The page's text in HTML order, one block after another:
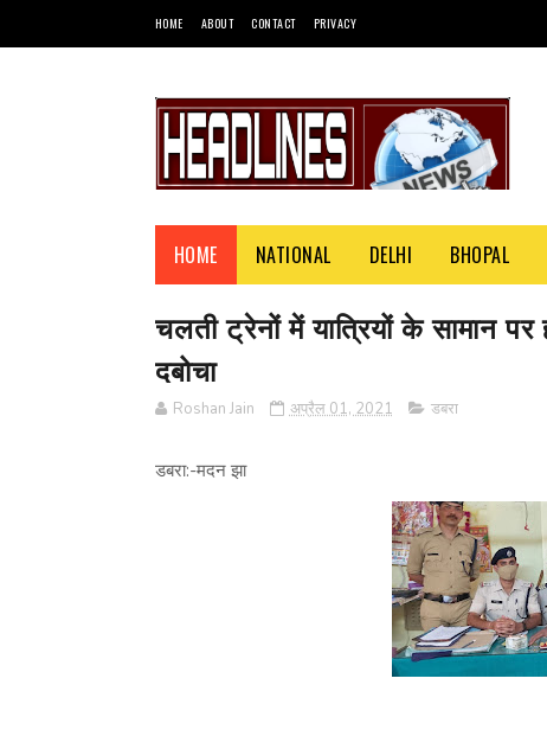
HOME ABOUT CONTACT PRIVACY
HOME NATIONAL DELHI BHOPAL
चलती ट्रेनों में यात्रियों के सामान
दबोचा
Roshan Jain अप्रैल 01, 2021 डबरा
डबरा:-मदन झा